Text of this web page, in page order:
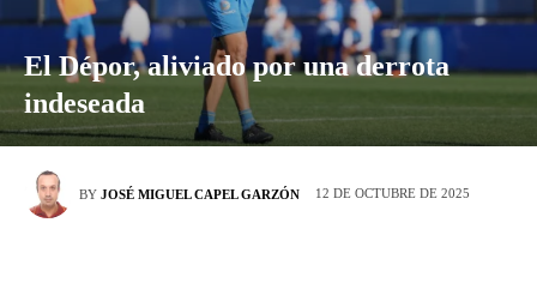
El Dépor, aliviado por una derrota
indeseada
BY JOSÉ MIGUEL CAPEL GARZÓN 12 DE OCTUBRE DE 2025